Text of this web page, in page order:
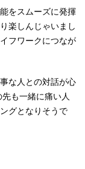
をスムーズに発揮
楽しんじゃいまし
フワークにつなが
な人との対話が心
も一緒に痛い人
グとなりそうで